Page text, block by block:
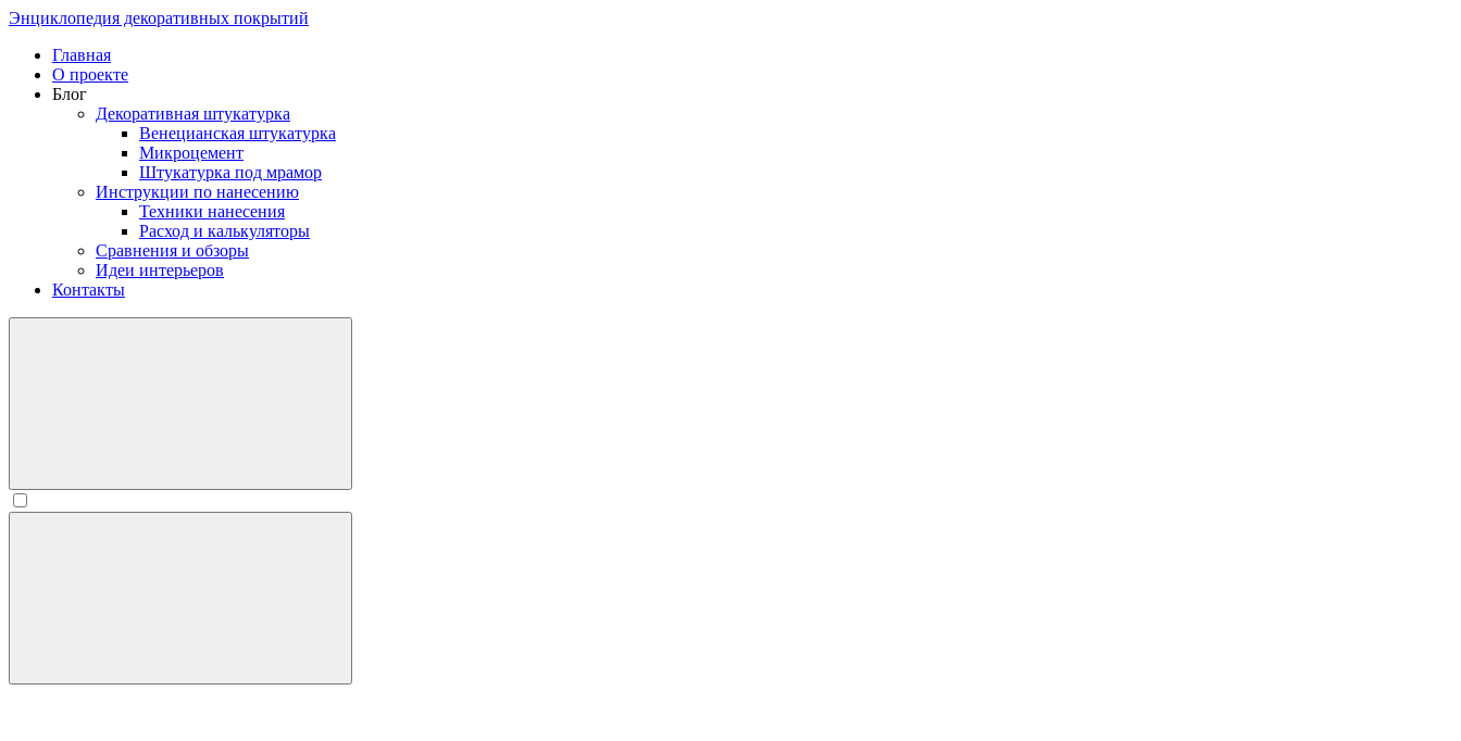
Энциклопедия декоративных покрытий
Главная
О проекте
Блог
Декоративная штукатурка
Венецианская штукатурка
Микроцемент
Штукатурка под мрамор
Инструкции по нанесению
Техники нанесения
Расход и калькуляторы
Сравнения и обзоры
Идеи интерьеров
Контакты